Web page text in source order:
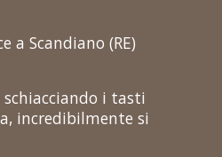
a Scandiano (RE)
schiacciando i tasti
incredibilmente si